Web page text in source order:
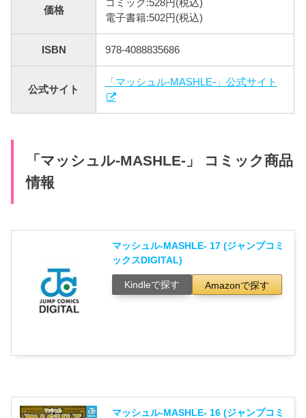
価格
電子書籍:502円(税込)
ISBN 978-4088835686
公式サイト
「マッシュル-MASHLE-」公式サイト
「マッシュル-MASHLE-」 コミック商品
情報
マッシュル-MASHLE- 17 (ジャンプコミ
ックスDIGITAL)
Kindleで探す Amazonで探す
マッシュル-MASHLE- 16 (ジャンプコミ